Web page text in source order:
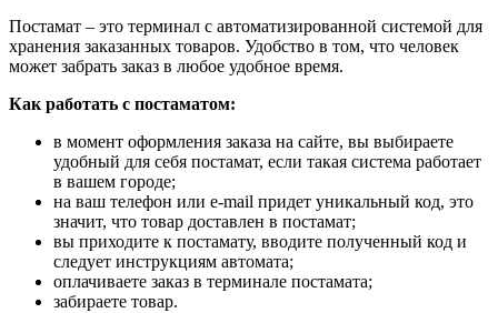
Постамат – это терминал с автоматизированной системой для
хранения заказанных товаров. Удобство в том, что человек
может забрать заказ в любое удобное время.
Как работать с постаматом:
в момент оформления заказа на сайте, вы выбираете
удобный для себя постамат, если такая система работает
в вашем городе;
на ваш телефон или e-mail придет уникальный код, это
значит, что товар доставлен в постамат;
вы приходите к постамату, вводите полученный код и
следует инструкциям автомата;
оплачиваете заказ в терминале постамата;
забираете товар.